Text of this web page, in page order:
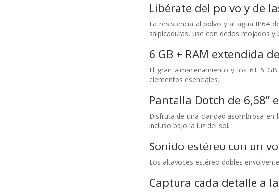
Libérate del polvo y de
La resistencia al polvo y al agua IP64
salpicaduras, uso con dedos mojados y
6 GB + RAM extendida
El gran almacenamiento y los 6+ 6
elementos esenciales.
Pantalla Dotch de 6,68’’
Disfruta de una claridad asombrosa
incluso bajo la luz del sol.
Sonido estéreo con un
Los altavoces estéreo dobles
Captura cada detalle a